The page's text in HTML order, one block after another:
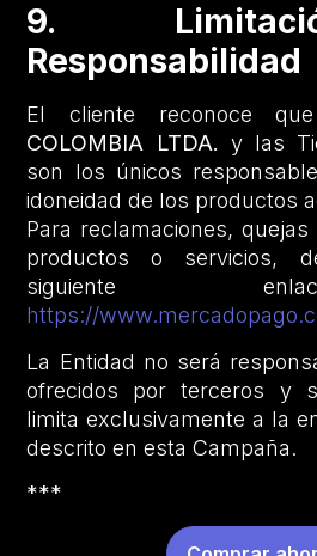
9.
Responsabilidad
El cliente reconoce
COLOMBIA LTDA. y las
son los únicos
idoneidad de los productos
Para reclamaciones,
productos o servicios,
siguiente
https://
La Entidad no será
ofrecidos por terceros y
limita exclusivamente a la
descrito en esta Campaña.
***